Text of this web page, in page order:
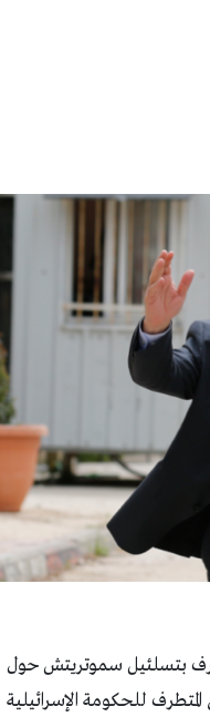
بتسلئيل سموتريتش حول
للحكومة الإسرائيلية